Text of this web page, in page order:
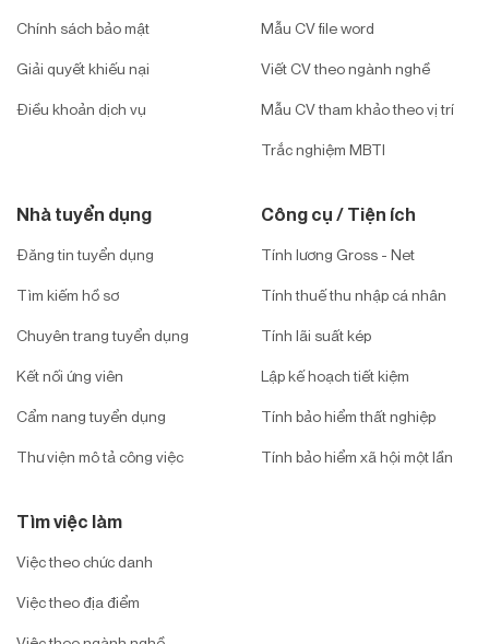
Chính sách bảo mật
Giải quyết khiếu nại
Điều khoản dịch vụ
Mẫu CV file word
Viết CV theo ngành nghề
Mẫu CV tham khảo theo vị trí
Trắc nghiệm MBTI
Nhà tuyển dụng
Đăng tin tuyển dụng
Tìm kiếm hồ sơ
Chuyên trang tuyển dụng
Kết nối ứng viên
Cẩm nang tuyển dụng
Thư viện mô tả công việc
Công cụ / Tiện ích
Tính lương Gross - Net
Tính thuế thu nhập cá nhân
Tính lãi suất kép
Lập kế hoạch tiết kiệm
Tính bảo hiểm thất nghiệp
Tính bảo hiểm xã hội một lần
Tìm việc làm
Việc theo chức danh
Việc theo địa điểm